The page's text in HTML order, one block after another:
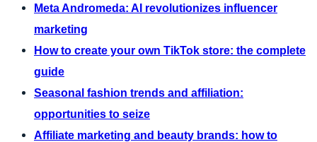
Meta Andromeda: AI revolutionizes influencer
marketing
How to create your own TikTok store: the complete
guide
Seasonal fashion trends and affiliation:
opportunities to seize
Affiliate marketing and beauty brands: how to